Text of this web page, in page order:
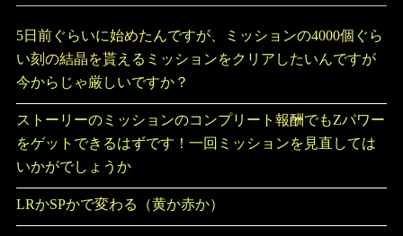
5日前ぐらいに始めたんですが、ミッションの4000個ぐら
い刻の結晶を貰えるミッションをクリアしたいんですが
今からじゃ厳しいですか？
ストーリーのミッションのコンプリート報酬でもZパワー
をゲットできるはずです！一回ミッションを見直しては
いかがでしょうか
LRかSPかで変わる（黄か赤か）